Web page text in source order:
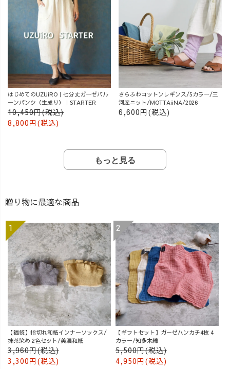
はじめてのUZUiRO｜七分丈ガーゼバル
ーンパンツ（生成り）｜STARTER
10,450円(税込)
8,800円(税込)
さらふわコットンレギンス/5カラー/三
河産ニット/MOTTAiiNA/2026
6,600円(税込)
もっと見る
贈り物に最適な商品
【福袋】指切れ和紙インナーソックス/
抹茶染め 2色セット/美濃和紙
3,960円(税込)
3,300円(税込)
【ギフトセット】ガーゼハンカチ4枚 4
カラー/知多木綿
5,500円(税込)
4,950円(税込)